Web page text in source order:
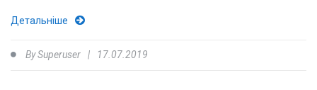
Детальніше
BySuperuser 17.07.2019